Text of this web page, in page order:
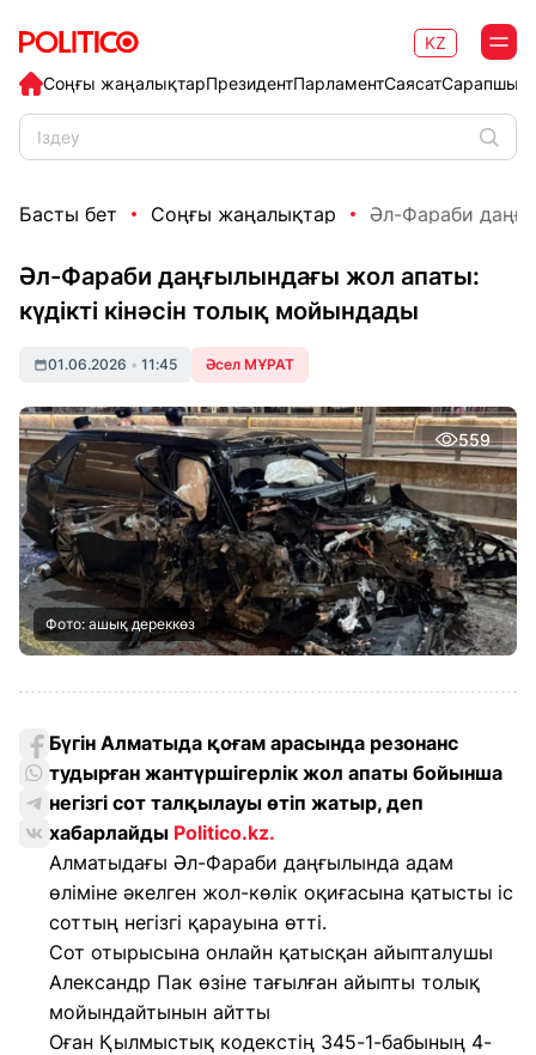
Соңғы жаңалықтарПрезидентПарламентСаясат
KZ
Басты бет Соңғы жаңалықтар Әл-Фараби
Әл-Фараби даңғылындағы жол апаты:
күдікті кінәсін толық мойындады
01.06.2026 • 11:45 Әсел МҰРАТ
559
Фото: ашық дереккөз
Бүгін Алматыда қоғам арасында резонанс
тудырған жантүршігерлік жол апаты бойынша
негізгі сот талқылауы өтіп жатыр, деп
хабарлайды Politico.kz.
Алматыдағы Әл-Фараби даңғылында адам
өліміне әкелген жол-көлік оқиғасына қатысты іс
соттың негізгі қарауына өтті.
Сот отырысына онлайн қатысқан айыпталушы
Александр Пак өзіне тағылған айыпты толық
мойындайтынын айтты
Оған Қылмыстық кодекстің 345-1-бабының 4-